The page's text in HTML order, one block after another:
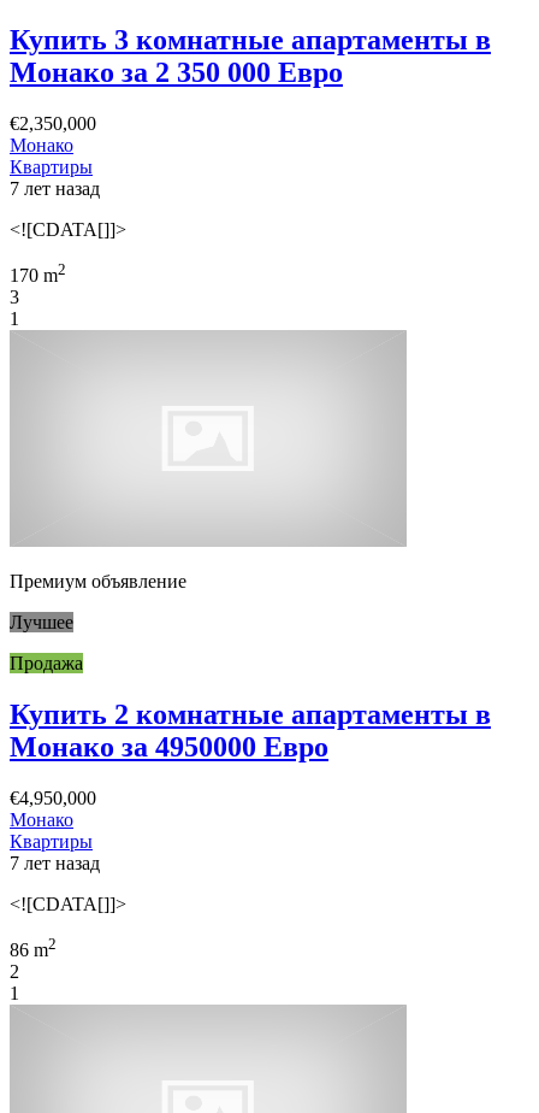
Купить 3 комнатные апартаменты в
Монако за 2 350 000 Евро
€2,350,000
Монако
Квартиры
7 лет назад
<![CDATA[]]>
170 m2
3
1
Премиум объявление
Лучшее
Продажа
Купить 2 комнатные апартаменты в
Монако за 4950000 Евро
€4,950,000
Монако
Квартиры
7 лет назад
<![CDATA[]]>
86 m2
2
1